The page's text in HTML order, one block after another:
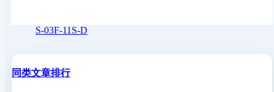
S-03F-11S-D
同类文章排行